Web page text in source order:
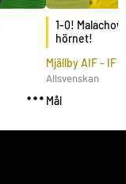
1-0!
hörnet!
Mjällby AIF- IF
Allsvenskan
Mål